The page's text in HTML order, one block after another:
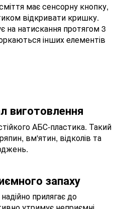
має сенсорну кнопку,
відкривати кришку.
на натискання протягом 3
інших елементів
виготовлення
АБС-пластика. Такий
вм'ятин, відколів та
запаху
прилягає до